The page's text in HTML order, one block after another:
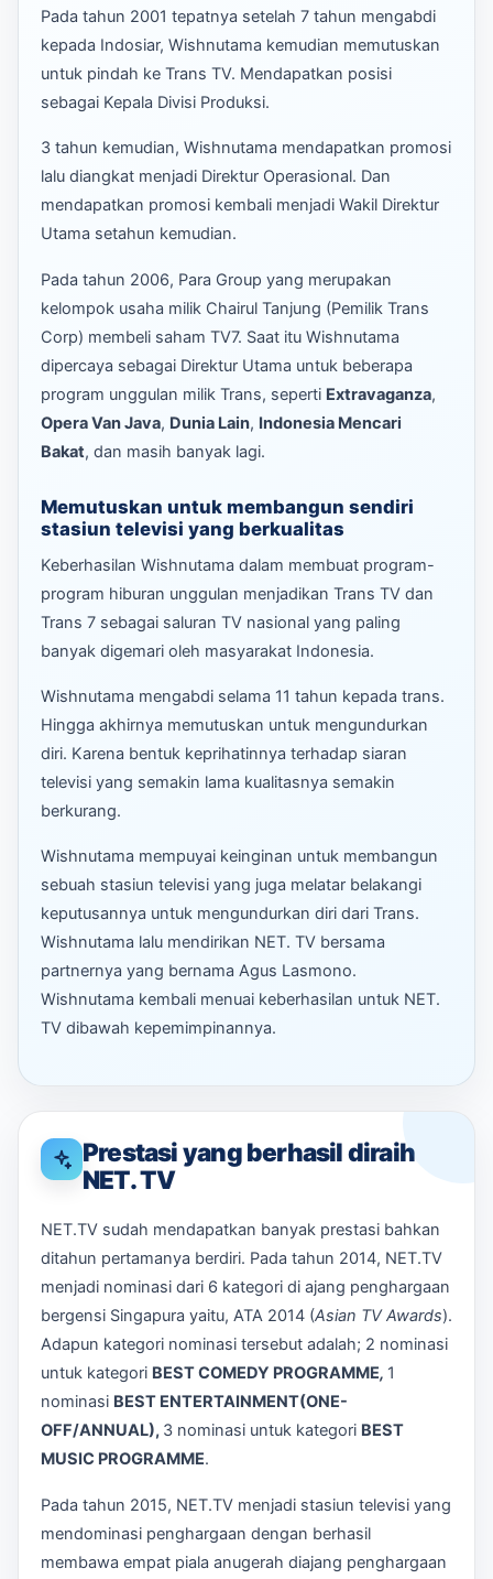
Pada tahun 2001 tepatnya setelah 7 tahun mengabdi
kepada Indosiar, Wishnutama kemudian memutuskan
untuk pindah ke Trans TV. Mendapatkan posisi
sebagai Kepala Divisi Produksi.
3 tahun kemudian, Wishnutama mendapatkan promosi
lalu diangkat menjadi Direktur Operasional. Dan
mendapatkan promosi kembali menjadi Wakil Direktur
Utama setahun kemudian.
Pada tahun 2006, Para Group yang merupakan
kelompok usaha milik Chairul Tanjung (Pemilik Trans
Corp) membeli saham TV7. Saat itu Wishnutama
dipercaya sebagai Direktur Utama untuk beberapa
program unggulan milik Trans, seperti Extravaganza,
Opera Van Java, Dunia Lain, Indonesia Mencari
Bakat, dan masih banyak lagi.
Memutuskan untuk membangun sendiri
stasiun televisi yang berkualitas
Keberhasilan Wishnutama dalam membuat program-
program hiburan unggulan menjadikan Trans TV dan
Trans 7 sebagai saluran TV nasional yang paling
banyak digemari oleh masyarakat Indonesia.
Wishnutama mengabdi selama 11 tahun kepada trans.
Hingga akhirnya memutuskan untuk mengundurkan
diri. Karena bentuk keprihatinnya terhadap siaran
televisi yang semakin lama kualitasnya semakin
berkurang.
Wishnutama mempuyai keinginan untuk membangun
sebuah stasiun televisi yang juga melatar belakangi
keputusannya untuk mengundurkan diri dari Trans.
Wishnutama lalu mendirikan NET. TV bersama
partnernya yang bernama Agus Lasmono.
Wishnutama kembali menuai keberhasilan untuk NET.
TV dibawah kepemimpinannya.
Prestasi yang berhasil diraih
NET. TV
NET.TV sudah mendapatkan banyak prestasi bahkan
ditahun pertamanya berdiri. Pada tahun 2014, NET.TV
menjadi nominasi dari 6 kategori di ajang penghargaan
bergensi Singapura yaitu, ATA 2014 (Asian TV Awards).
Adapun kategori nominasi tersebut adalah; 2 nominasi
untuk kategori BEST COMEDY PROGRAMME, 1
nominasi BEST ENTERTAINMENT(ONE-
OFF/ANNUAL), 3 nominasi untuk kategori BEST
MUSIC PROGRAMME.
Pada tahun 2015, NET.TV menjadi stasiun televisi yang
mendominasi penghargaan dengan berhasil
membawa empat piala anugerah diajang penghargaan